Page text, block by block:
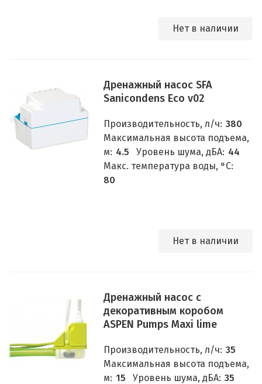
Нет в наличии
Дренажный насос SFA
Sanicondens Eco v02
Производительность, л/ч: 380
Максимальная высота подъема,
м: 4.5 Уровень шума, дБА: 44
Макс. температура воды, °C:
80
Нет в наличии
Дренажный насос с
декоративным коробом
ASPEN Pumps Maxi lime
Производительность, л/ч: 35
Максимальная высота подъема,
м: 15 Уровень шума, дБА: 35